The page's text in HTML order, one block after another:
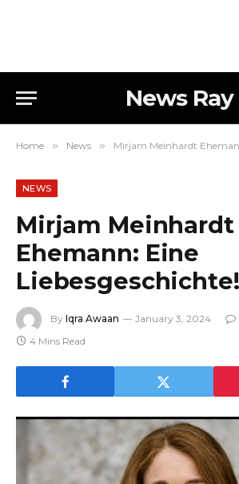
News Ray
Home » News » Mirjam Meinhardt Ehemann:
NEWS
Mirjam Meinhardt
Ehemann: Eine
Liebesgeschichte!
By Iqra Awaan January 3, 2024
4 Mins Read